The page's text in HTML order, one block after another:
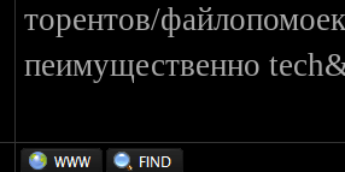
торентов/
пеимущественно